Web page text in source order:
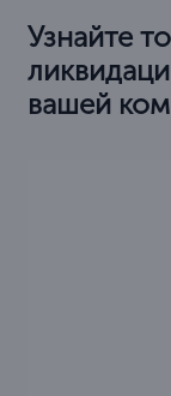
Узнайте
вашей